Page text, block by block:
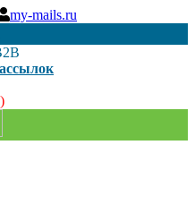
my-mails.ru